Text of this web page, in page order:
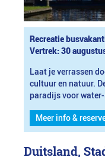
Recreatie
Vertrek: 30
Laat je verrassen
cultuur en natuur.
paradijs voor
Meer info &
Duitsland,